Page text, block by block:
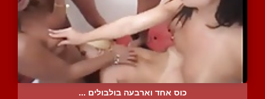
כוס אחד וארבעה בולבולים ...